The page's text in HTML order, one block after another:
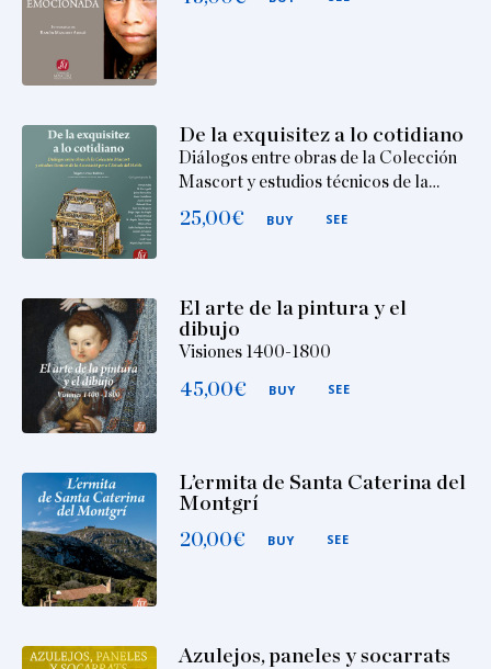
De la exquisitez a lo cotidiano
Diálogos entre obras de la Colección
Mascort y estudios técnicos de la…
25,00€ BUY SEE
El arte de la pintura y el
dibujo
Visiones 1400-1800
45,00€ BUY SEE
L’ermita de Santa Caterina del
Montgrí
20,00€ BUY SEE
Azulejos, paneles y socarrats